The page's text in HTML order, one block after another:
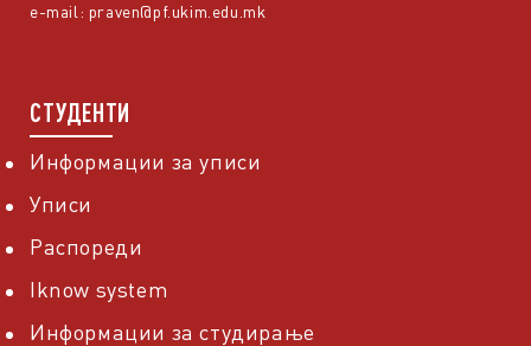
e-mail: praven@pf.ukim.edu.mk
СТУДЕНТИ
Информации за уписи
Уписи
Распореди
Iknow system
Информации за студирање